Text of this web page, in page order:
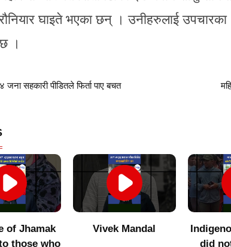
घाइते भएका छन् । उनीहरुलाई उपचारका
।
सहकारी पीडितले फिर्ता पाए बचत
Mandal
Indigenous products